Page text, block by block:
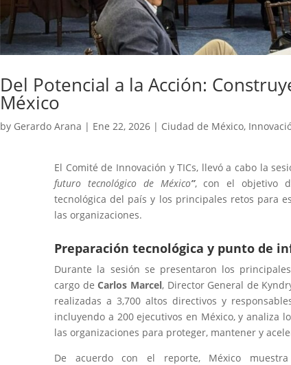
Del Potencial a la Acción:
México
by Gerardo Arana | Ene 22, 2026| Ciudad de México,
El Comité de Innovación y TICs, llevó a cabo la
futuro tecnológico de México”, con el objetivo
tecnológica del país y los principales retos para
las organizaciones.
Preparación tecnológica y punto de
Durante la sesión se presentaron los
cargo deCarlos Marcel, Director General de
realizadas a 3,700 altos directivos y
incluyendo a 200 ejecutivos en México, y analiza
las organizaciones para proteger, mantener y
De acuerdo con el reporte, México